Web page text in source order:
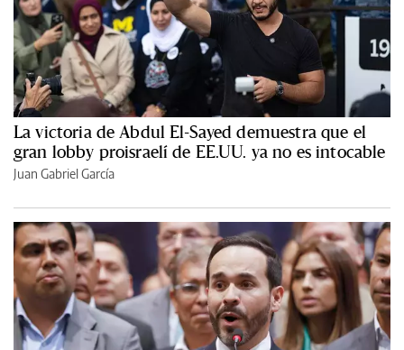
La victoria de Abdul El-Sayed demuestra que el
gran lobby proisraelí de EE.UU. ya no es intocable
Juan Gabriel García